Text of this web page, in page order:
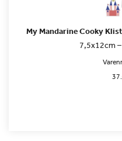
My Mandarine Cooky
7,5x12cm